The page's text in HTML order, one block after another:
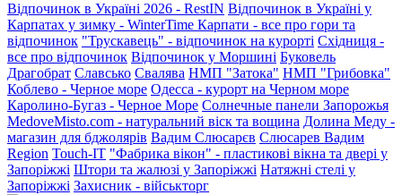
Відпочинок в Україні 2026 - RestIN Відпочинок в Україні у
Карпатах у зимку - WinterTime Карпати - все про гори та
відпочинок "Трускавець" - відпочинок на курорті Східниця -
все про відпочинок Відпочинок у Моршині Буковель
Драгобрат Славсько Свалява НМП "Затока" НМП "Грибовка"
Коблево - Черное море Одесса - курорт на Черном море
Каролино-Бугаз - Черное Море Солнечные панели Запорожья
MedoveMisto.com - натуральний віск та вощина Долина Меду -
магазин для бджолярів Вадим Слюсарєв Слюсарев Вадим
Region Touch-IT "Фабрика вікон" - пластикові вікна та двері у
Запоріжжі Штори та жалюзі у Запоріжжі Натяжні стелі у
Запоріжжі Захисник - військторг